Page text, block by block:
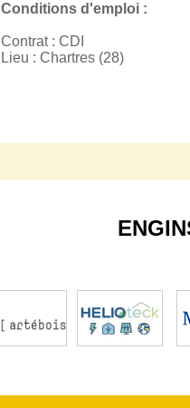
Conditions d'emploi :
Contrat : CDI
Lieu : Chartres (28)